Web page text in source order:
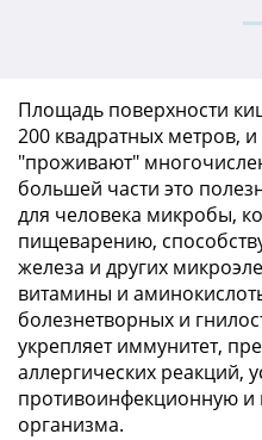
Площадь поверхности
200 квадратных метров,
"проживают"
большей части это
для человека микробы,
пищеварению,
железа и других
витамины и
болезнетворных и
укрепляет иммунитет,
аллергических реакций,
противоинфекционную и
организма.